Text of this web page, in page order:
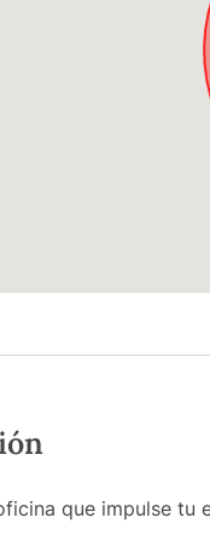
que impulse tu